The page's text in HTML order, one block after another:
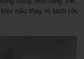
nấu thay vì tách rời